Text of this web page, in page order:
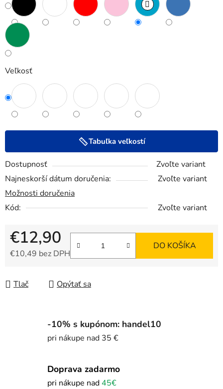
Veľkosť
Tabuľka veľkostí
Dostupnosť
Zvoľte variant
Najneskorší dátum doručenia:
Zvoľte variant
Možnosti doručenia
Kód:
Zvoľte variant
€12,90
€10,49 bez DPH
DO KOŠÍKA
Tlač Opýtať sa
-10% s kupónom: handel10
pri nákupe nad 35 €
Doprava zadarmo
pri nákupe nad45€